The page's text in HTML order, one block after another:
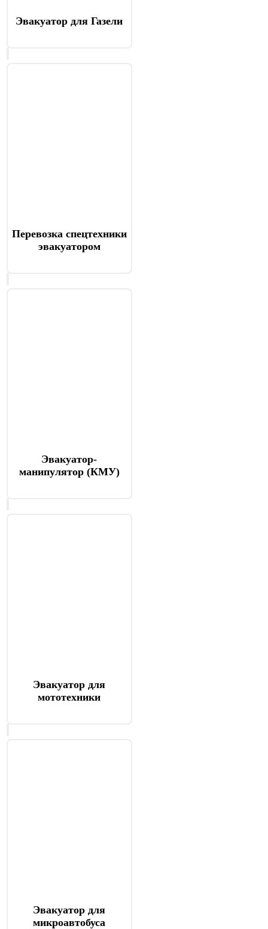
Эвакуатор для Газели
Перевозка спецтехники
эвакуатором
Эвакуатор-
манипулятор (КМУ)
Эвакуатор для
мототехники
Эвакуатор для
микроавтобуса